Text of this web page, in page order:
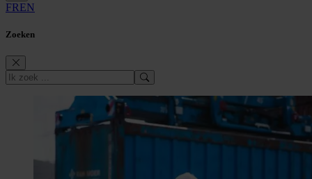
FREN
Zoeken